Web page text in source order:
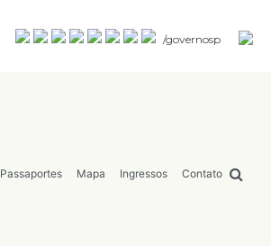
/governosp
Passaportes Mapa Ingressos Contato